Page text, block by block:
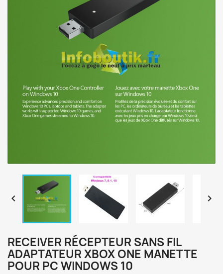
 
RECEIVER RÉCEPTEUR SANS FIL
ADAPTATEUR XBOX ONE MANETTE
POUR PC WINDOWS 10